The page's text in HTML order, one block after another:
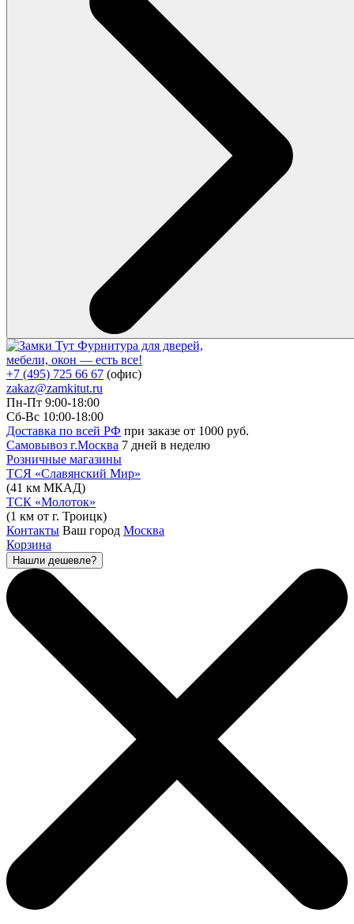
Фурнитура для дверей,
мебели, окон — есть все!
+7 (495) 725 66 67 (офис)
zakaz@zamkitut.ru
Пн-Пт 9:00-18:00
Сб-Вс 10:00-18:00
Доставка по всей РФ при заказе от 1000 руб.
Самовывоз г.Москва 7 дней в неделю
Розничные магазины
ТСЯ «Славянский Мир»
(41 км МКАД)
ТСК «Молоток»
(1 км от г. Троицк)
Контакты Ваш город Москва
Корзина
Нашли дешевле?